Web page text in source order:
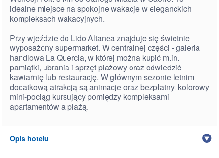
idealne miejsce na spokojne wakacje w eleganckich
kompleksach wakacyjnych.
Przy wjeździe do Lido Altanea znajduje się świetnie
wyposażony supermarket. W centralnej części - galeria
handlowa La Quercia, w której można kupić m.in.
pamiątki, ubrania i sprzęt plażowy oraz odwiedzić
kawiarnię lub restaurację. W głównym sezonie letnim
dodatkową atrakcją są animacje oraz bezpłatny, kolorowy
mini-pociąg kursujący pomiędzy kompleksami
apartamentów a plażą.
Opis hotelu